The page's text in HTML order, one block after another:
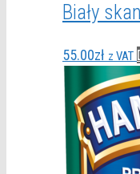
Biały
55.00zł z VAT